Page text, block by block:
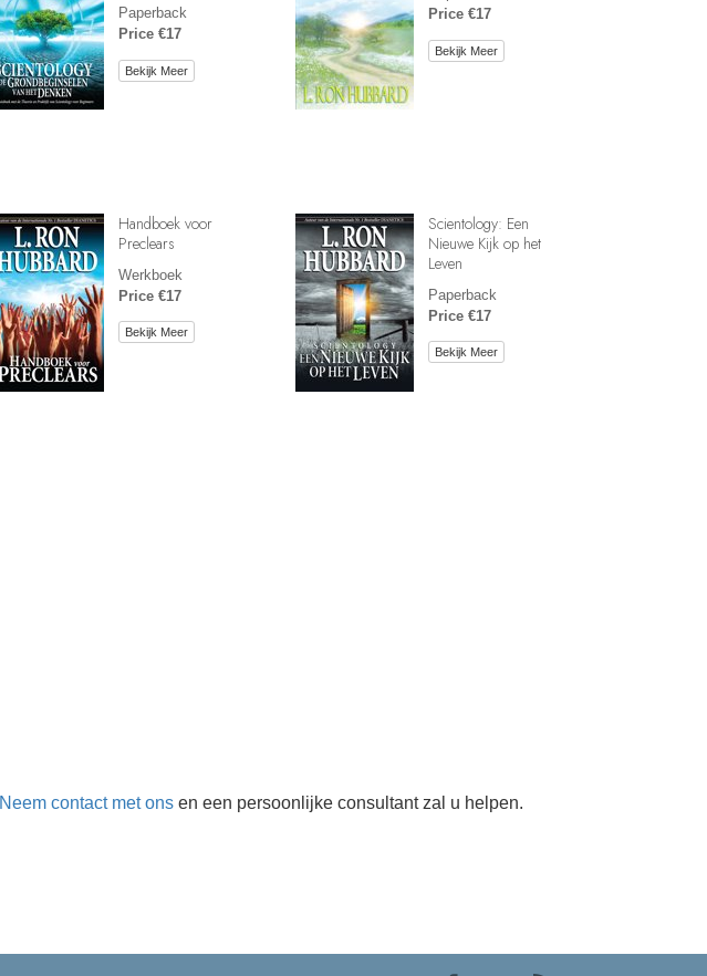
Paperback
Price €17
Bekijk Meer
Price €17
Bekijk Meer
Handboek voor
Preclears
Werkboek
Price €17
Bekijk Meer
Scientology: Een
Nieuwe Kijk op het
Leven
Paperback
Price €17
Bekijk Meer
Neem contact met ons en een persoonlijke consultant zal u helpen.